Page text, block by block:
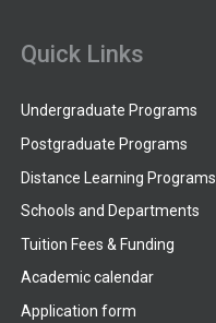
Quick Links
Undergraduate Programs
Postgraduate Programs
Distance Learning Programs
Schools and Departments
Tuition Fees & Funding
Academic calendar
Application form